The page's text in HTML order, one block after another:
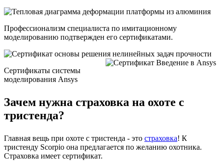
Профессионализм специалиста по имитационному
моделированию подтвержден его сертификатами.
Сертификаты системы
моделирования Ansys
Зачем нужна страховка на охоте с
тристенда?
Главная вещь при охоте с тристенда - это страховка! К
тристенду Scorpio она предлагается по желанию охотника.
Страховка имеет сертификат.